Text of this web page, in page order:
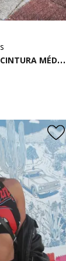
B
ERMUDA CARGO MILITAR CINTURA MÉDIA CAMUFLADA